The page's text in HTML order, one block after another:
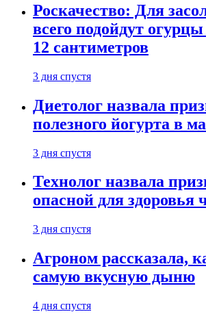
Роскачество: Для
всего подойдут
12 сантиметров
3 дня спустя
Диетолог назвала
полезного йогурта в
3 дня спустя
Технолог назвала
опасной для здоровья
3 дня спустя
Агроном рассказала,
самую вкусную дыню
4 дня спустя